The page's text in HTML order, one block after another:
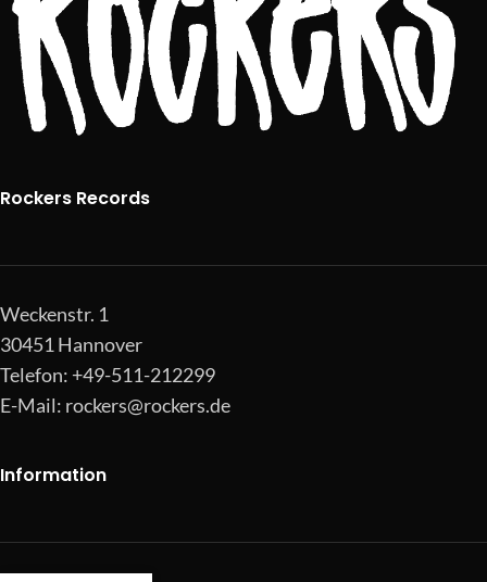
Rockers Records
Weckenstr. 1
30451 Hannover
Telefon: +49-511-212299
E-Mail: rockers@rockers.de
Information